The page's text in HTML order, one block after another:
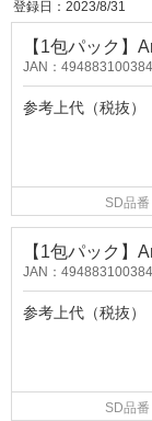
登録日：2023/8/31
【1包パック】
JAN：
参考上代（税抜）
SD品
【1包パック】
JAN：
参考上代（税抜）
SD品